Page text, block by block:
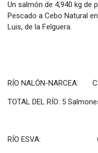
Un salmón de 4,940 kg de
Pescado a Cebo Natural
Luis, de la Felguera.
TOTAL DEL
RÍO NALÓN-NARCEA:
TOTAL DEL RÍO: 5
RÍO ESVA: